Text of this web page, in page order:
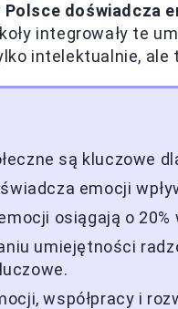
Polsce doświadcza
integrowały te
intelektualnie, ale
są kluczowe
emocji
osiągają o
umiejętności
współpracy i